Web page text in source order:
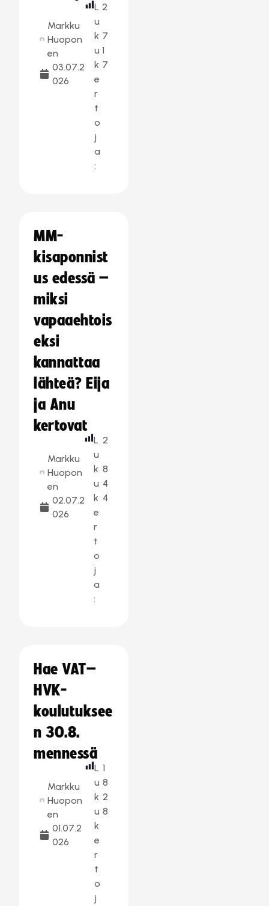
Markku
Huopon
en
03.07.2
026
L
u
k
u
k
e
r
t
o
j
a
:
2
7
1
7
MM-
kisaponnist
us edessä –
miksi
vapaaehtois
eksi
kannattaa
lähteä? Eija
ja Anu
kertovat
Markku
Huopon
en
02.07.2
026
L
u
k
u
k
e
r
t
o
j
a
:
2
8
4
4
Hae VAT–
HVK-
koulutuksee
n 30.8.
mennessä
Markku
Huopon
en
01.07.2
026
L
u
k
u
k
e
r
t
o
j
1
8
2
8